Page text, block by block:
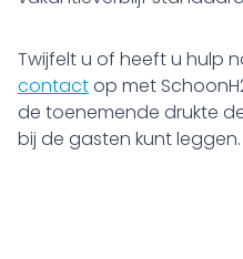
Twijfelt u of heeft u hulp
contactop met
de toenemende drukte
bij de gasten kunt leggen.